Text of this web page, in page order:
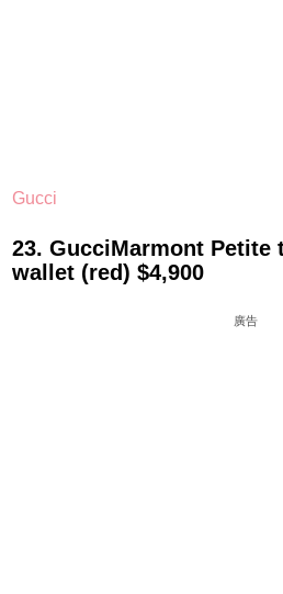
Gucci
23. GucciMarmont Petite
wallet (red) $4,900
廣告